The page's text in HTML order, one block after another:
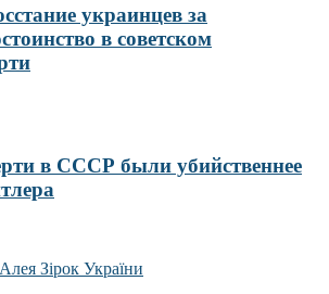
украинцев за
в советском
в СССР были убийственнее
Зірок України